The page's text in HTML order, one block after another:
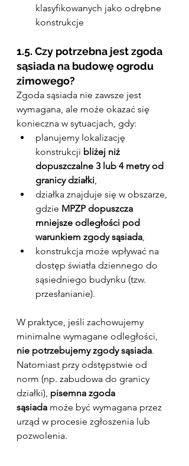
klasyfikowanych jako odrębne
konstrukcje
1.5. Czy potrzebna jest zgoda
sąsiada na budowę ogrodu
zimowego?
Zgoda sąsiada nie zawsze jest
wymagana, ale może okazać się
konieczna w sytuacjach, gdy:
planujemy lokalizację
konstrukcji bliżej niż
dopuszczalne 3 lub 4 metry od
granicy działki,
działka znajduje się w obszarze,
gdzie MPZP dopuszcza
mniejsze odległości pod
warunkiem zgody sąsiada,
konstrukcja może wpływać na
dostęp światła dziennego do
sąsiedniego budynku (tzw.
przesłanianie).
W praktyce, jeśli zachowujemy
minimalne wymagane odległości,
nie potrzebujemy zgody sąsiada.
Natomiast przy odstępstwie od
norm (np. zabudowa do granicy
działki), pisemna zgoda
sąsiada może być wymagana przez
urząd w procesie zgłoszenia lub
pozwolenia.